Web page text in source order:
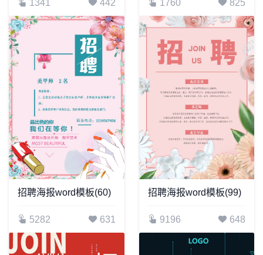
1341 442 1760 825
招聘海报word模板(60)
5282 631
招聘海报word模板(99)
9196 648